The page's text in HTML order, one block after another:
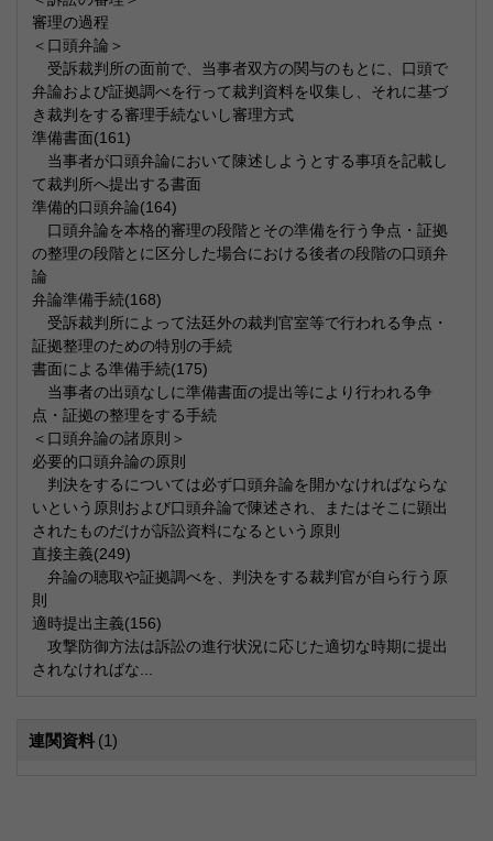
審理の過程
＜口頭弁論＞
受訴裁判所の面前で、当事者双方の関与のもとに、口頭で
弁論および証拠調べを行って裁判資料を収集し、それに基づ
き裁判をする審理手続ないし審理方式
準備書面(161)
当事者が口頭弁論において陳述しようとする事項を記載し
て裁判所へ提出する書面
準備的口頭弁論(164)
口頭弁論を本格的審理の段階とその準備を行う争点・証拠
の整理の段階とに区分した場合における後者の段階の口頭弁
論
弁論準備手続(168)
受訴裁判所によって法廷外の裁判官室等で行われる争点・
証拠整理のための特別の手続
書面による準備手続(175)
当事者の出頭なしに準備書面の提出等により行われる争
点・証拠の整理をする手続
＜口頭弁論の諸原則＞
必要的口頭弁論の原則
判決をするについては必ず口頭弁論を開かなければならな
いという原則および口頭弁論で陳述され、またはそこに顕出
されたものだけが訴訟資料になるという原則
直接主義(249)
弁論の聴取や証拠調べを、判決をする裁判官が自ら行う原
則
適時提出主義(156)
攻撃防御方法は訴訟の進行状況に応じた適切な時期に提出
されなければな...
連関資料 (1)